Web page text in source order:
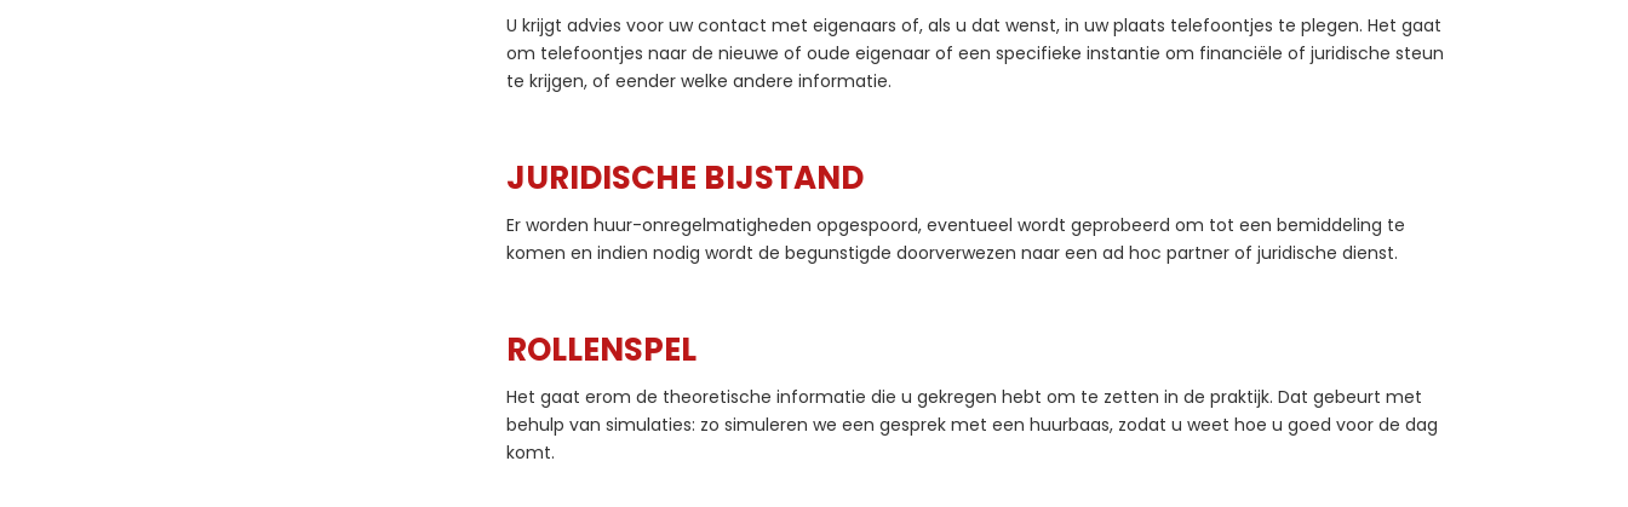
U krijgt advies voor uw contact met eigenaars of, als u dat wenst, in uw plaats telefoontjes te plegen. Het gaat
om telefoontjes naar de nieuwe of oude eigenaar of een specifieke instantie om financiële of juridische steun
te krijgen, of eender welke andere informatie.
JURIDISCHE BIJSTAND
Er worden huur-onregelmatigheden opgespoord, eventueel wordt geprobeerd om tot een bemiddeling te
komen en indien nodig wordt de begunstigde doorverwezen naar een ad hoc partner of juridische dienst.
ROLLENSPEL
Het gaat erom de theoretische informatie die u gekregen hebt om te zetten in de praktijk. Dat gebeurt met
behulp van simulaties: zo simuleren we een gesprek met een huurbaas, zodat u weet hoe u goed voor de dag
komt.